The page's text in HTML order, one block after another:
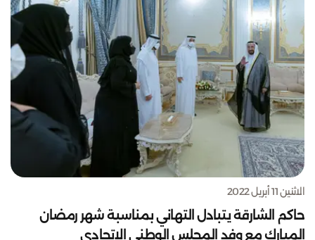
الاثنين 11 أبريل 2022
حاكم الشارقة يتبادل التهاني بمناسبة شهر رمضان
المبارك مع وفد المجلس الوطني الاتحادي